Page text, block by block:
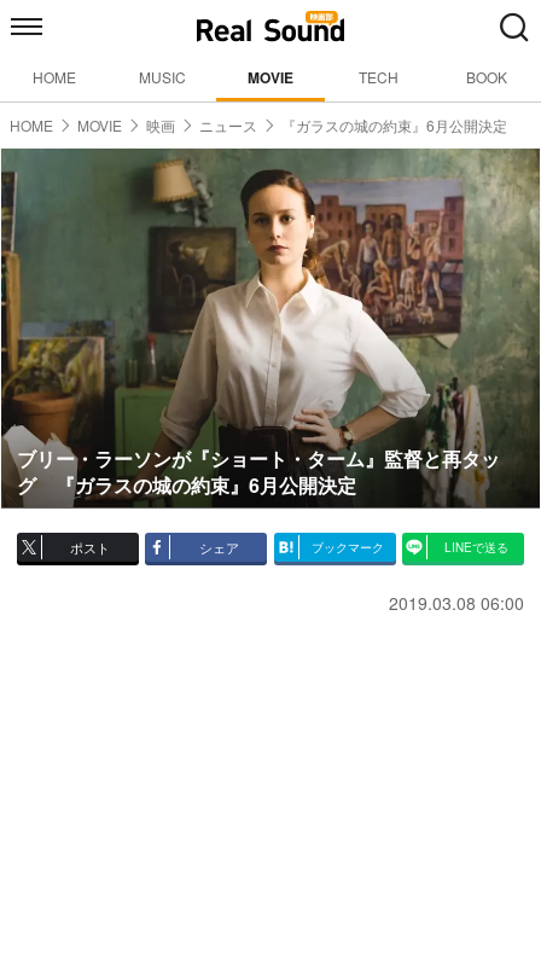
HOME MUSIC MOVIE TECH BOOK
HOME MOVIE 映画 ニュース 『ガラスの城の約束』6月公開決定
ブリー・ラーソンが『ショート・ターム』監督と再タッ
グ 『ガラスの城の約束』6月公開決定
ポスト シェア ブックマーク LINEで送る
2019.03.08 06:00